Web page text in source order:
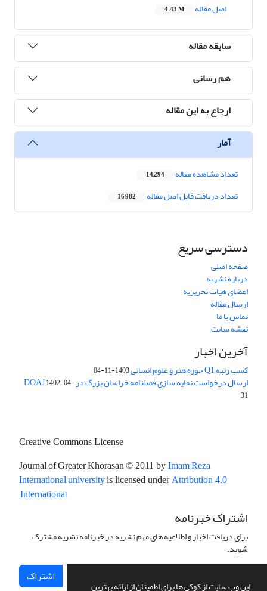
این وب سایت از کوکی ها برای اطمینان از ارائه بهترین
اصل مقاله
4.43 M
سابقه مقاله
هم رسانی
ارجاع به این مقاله
آمار
تعداد مشاهده مقاله 14,294
تعداد دریافت فایل اصل مقاله 16,982
دسترسی سریع
صفحه اصلی
درباره نشریه
اعضای هیات تحریریه
ارسال مقاله
تماس با ما
نقشه سایت
آخرین اخبار
کسب رتبه Q1 حوزه هنر و علوم انسانی 1403-11-04
ارسال درخواست نمایه سازی فصلنامه خراسان بزرگ در DOAJ1402-04-
31
Creative Commons License
Journal of Greater Khorasan© 2011 by Imam Reza
International universityis licensed under Attribution 4.0
International
اشتراک خبرنامه
برای دریافت اخبار و اطلاعیه های مهم نشریه در خبرنامه نشریه مشترک
شوید.
اشتراک